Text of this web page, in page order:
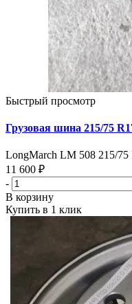
Быстрый просмотр
Грузовая шина 215/75
LongMarch LM 508 215/
11 600 ₽
-
В корзину
Купить в 1 клик